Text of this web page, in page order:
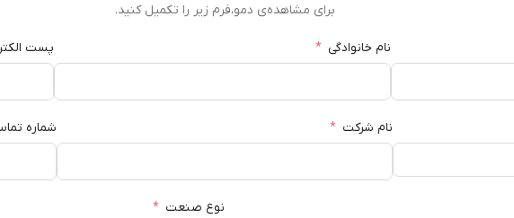
برای مشاهده‌ی دمو،فرم زیر را تکمیل کنید.
نام خانوادگی پست
نام شرکت شماره
نوع صنعت